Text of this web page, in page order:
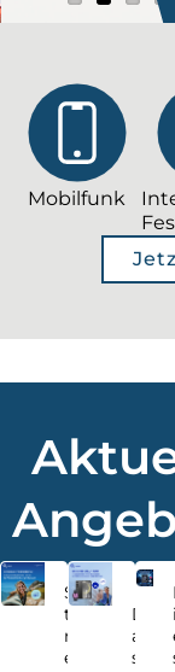
Mobilfunk
S
t
r
e
D
a
s
i